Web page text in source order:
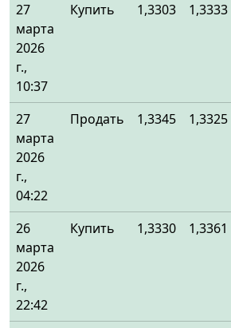
27
марта
2026
г.,
10:37
Купить 1,3303 1,3333
27
марта
2026
г.,
04:22
Продать 1,3345 1,3325
26
марта
2026
г.,
22:42
Купить 1,3330 1,3361